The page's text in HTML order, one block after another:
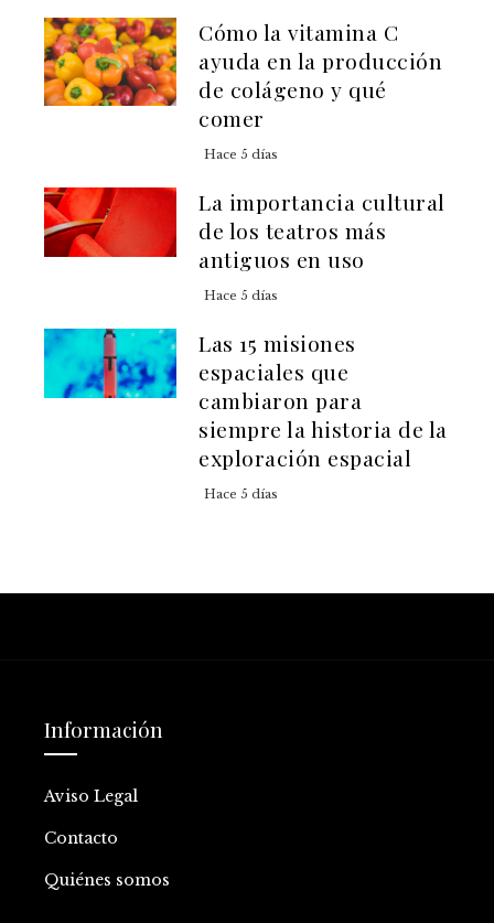
Cómo la vitamina C
ayuda en la producción
de colágeno y qué
comer
Hace 5 días
La importancia cultural
de los teatros más
antiguos en uso
Hace 5 días
Las 15 misiones
espaciales que
cambiaron para
siempre la historia de la
exploración espacial
Hace 5 días
Información
Aviso Legal
Contacto
Quiénes somos